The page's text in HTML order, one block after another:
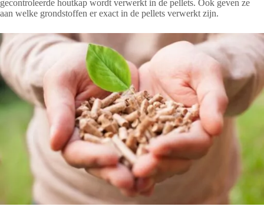
gecontroleerde houtkap wordt verwerkt in de pellets. Ook geven ze
aan welke grondstoffen er exact in de pellets verwerkt zijn.